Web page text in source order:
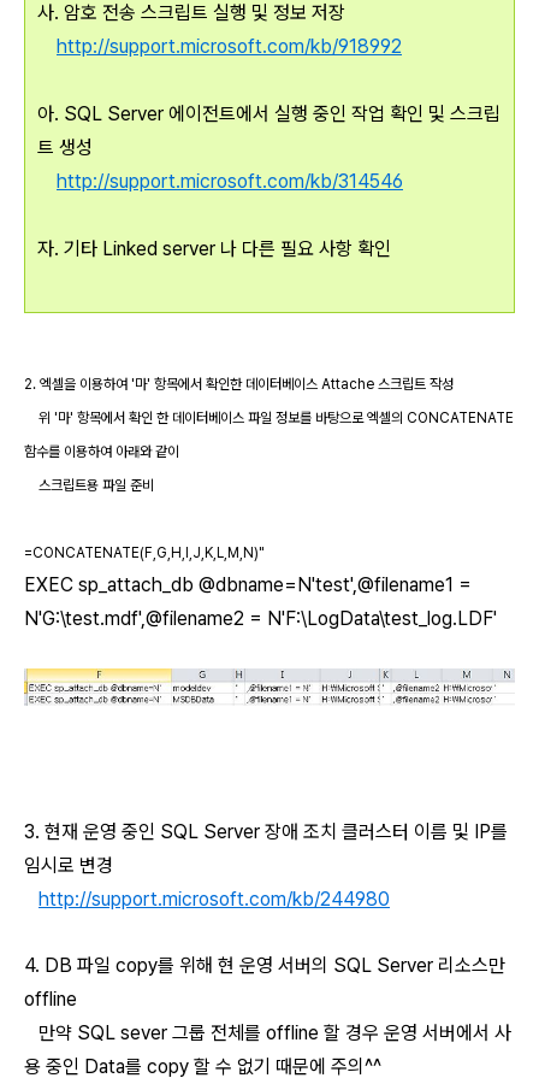
사. 암호 전송 스크립트 실행 및 정보 저장
http://support.microsoft.com/kb/918992
아. SQL Server 에이전트에서 실행 중인 작업 확인 및 스크립
트 생성
http://support.microsoft.com/kb/314546
자. 기타 Linked server 나 다른 필요 사항 확인
2. 엑셀을 이용하여 '마' 항목에서 확인한 데이터베이스 Attache 스크립트 작성
위 '마' 항목에서 확인 한 데이터베이스 파일 정보를 바탕으로 엑셀의 CONCATENATE
함수를 이용하여 아래와 같이
스크립트용 파일 준비
=CONCATENATE(F,G,H,I,J,K,L,M,N)"
EXEC sp_attach_db @dbname=N'test',@filename1 =
N'G:\test.mdf',@filename2 = N'F:\LogData\test_log.LDF'
3. 현재 운영 중인 SQL Server 장애 조치 클러스터 이름 및 IP를
임시로 변경
http://support.microsoft.com/kb/244980
4. DB 파일 copy를 위해 현 운영 서버의 SQL Server 리소스만
offline
만약 SQL sever 그룹 전체를 offline 할 경우 운영 서버에서 사
용 중인 Data를 copy 할 수 없기 때문에 주의^^